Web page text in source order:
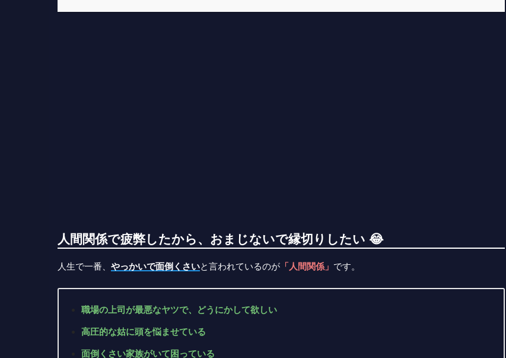
人間関係で疲弊したから、おまじないで縁切りしたい 😂
人生で一番、 やっかいで面倒くさいと言われているのが 「人間関係」 です。
職場の上司が最悪なヤツで、どうにかして欲しい
高圧的な姑に頭を悩ませている
面倒くさい家族がいて困っている